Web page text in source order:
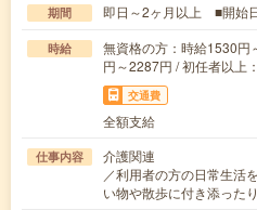
期間 即日～2ヶ月以上 ■開始
時給
無資格の方：時給1530円
円～2287円 / 初任者以上
交通費
全額支給
仕事内容
介護関連
／利用者の方の日常生
い物や散歩に付き添った